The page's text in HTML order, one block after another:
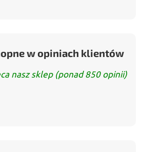
w opiniach klientów
nasz sklep (ponad 850 opinii)